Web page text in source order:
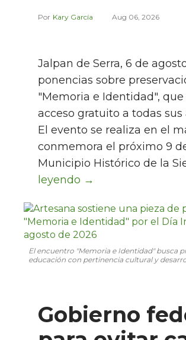
Kary García Aug 06, 2026
El encuentro "Memoria e Identidad" busca
educación con pertinencia cultural y
Jalpan de Serra, 6 de
ponencias sobre
"Memoria e Identidad",
acceso gratuito a todas sus
El evento se realiza en el
conmemora el próximo 9
Municipio Histórico de la
Gobierno